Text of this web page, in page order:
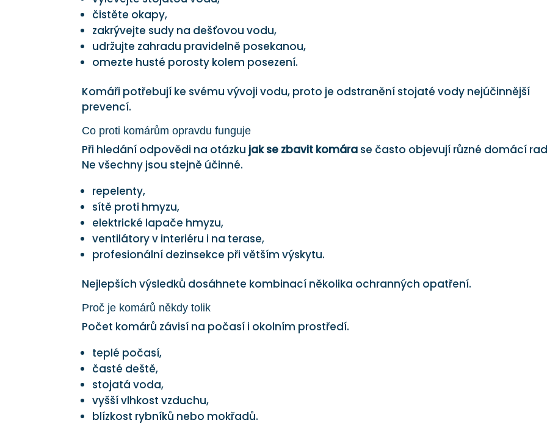
čistěte okapy,
zakrývejte sudy na dešťovou vodu,
udržujte zahradu pravidelně posekanou,
omezte husté porosty kolem posezení.
Komáři potřebují ke svému vývoji vodu, proto je odstranění stojaté vody nejúčinnější
prevencí.
Co proti komárům opravdu funguje
Při hledání odpovědi na otázku jak se zbavit komára se často objevují různé domácí
Ne všechny jsou stejně účinné.
repelenty,
sítě proti hmyzu,
elektrické lapače hmyzu,
ventilátory v interiéru i na terase,
profesionální dezinsekce při větším výskytu.
Nejlepších výsledků dosáhnete kombinací několika ochranných opatření.
Proč je komárů někdy tolik
Počet komárů závisí na počasí i okolním prostředí.
teplé počasí,
časté deště,
stojatá voda,
vyšší vlhkost vzduchu,
blízkost rybníků nebo mokřadů.